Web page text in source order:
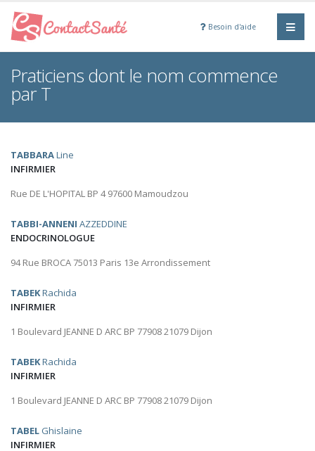
Besoin d'aide
Praticiens dont le nom commence
par T
TABBARALine
INFIRMIER
Rue DE L'HOPITAL BP 4 97600 Mamoudzou
TABBI-ANNENI AZZEDDINE
ENDOCRINOLOGUE
94 Rue BROCA 75013 Paris 13e Arrondissement
TABEKRachida
INFIRMIER
1 Boulevard JEANNE D ARC BP 77908 21079 Dijon
TABEKRachida
INFIRMIER
1 Boulevard JEANNE D ARC BP 77908 21079 Dijon
TABEL Ghislaine
INFIRMIER